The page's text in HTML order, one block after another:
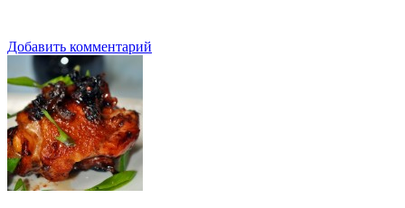
Добавить комментарий